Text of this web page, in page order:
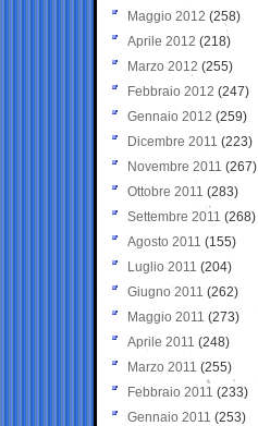
Maggio 2012 (258)
Aprile 2012 (218)
Marzo 2012 (255)
Febbraio 2012 (247)
Gennaio 2012 (259)
Dicembre 2011 (223)
Novembre 2011 (267)
Ottobre 2011 (283)
Settembre 2011 (268)
Agosto 2011 (155)
Luglio 2011 (204)
Giugno 2011 (262)
Maggio 2011 (273)
Aprile 2011 (248)
Marzo 2011 (255)
Febbraio 2011 (233)
Gennaio 2011 (253)